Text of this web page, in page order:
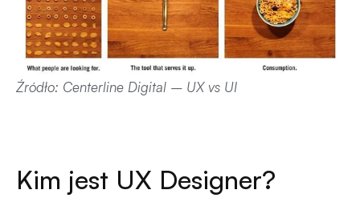
Źródło: Centerline Digital – UX vs UI
Kim jest UX Designer?